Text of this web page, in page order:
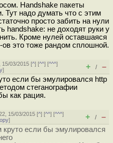
Handshake пакеты
Тут надо думать что с этим
просто забить на нули
handshake: не доходят руки у
Кроме нулей оставшаяся
ов это тоже рандом сплошной.
15/03/2015 [^] [^^] [^^^]
] + / –
если бы эмулировался http
стеганографии
как рация.
15/03/2015 [^] [^^] [^^^]
] + / –
если бы эмулировался